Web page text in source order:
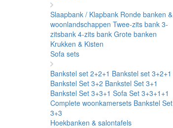
Slaapbank / Klapbank Ronde banken &
woonlandschappen Twee-zits bank 3-
zitsbank 4-zits bank Grote banken
Krukken & Kisten
Sofa sets
Bankstel set 2+2+1 Bankstel set 3+2+1
Bankstel Set 3+2 Bankstel Set 3+1
Bankstel Set 3+3+1 Sofa Set 3+3+1+1
Complete woonkamersets Bankstel Set
3+3
Hoekbanken & salontafels